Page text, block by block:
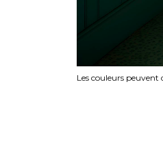
Les couleurs peuvent